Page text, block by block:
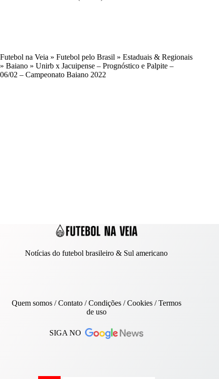
Futebol na Veia » Futebol pelo Brasil » Estaduais & Regionais
» Baiano » Unirb x Jacuipense – Prognóstico e Palpite –
06/02 – Campeonato Baiano 2022
Notícias do futebol brasileiro & Sul americano
Quem somos/Contato/ Condições /Cookies/Termos
de uso
SIGA NO